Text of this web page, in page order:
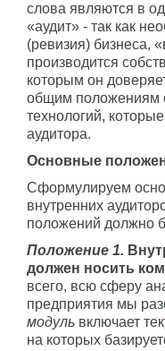
слова являются в
«аудит» - так как
(ревизия) бизнеса,
производится
которым он
общим положениям
технологий,
аудитора.
Основные
Сформулируем
внутренних
положений должно
Положение 1.
должен носить
всего, всю сферу
предприятия мы
модуль включает
на которых